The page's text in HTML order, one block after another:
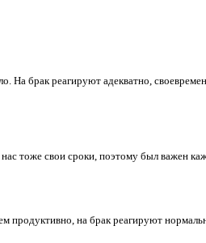
На брак реагируют адекватно,
тоже свои сроки, поэтому был важен
на брак реагируют